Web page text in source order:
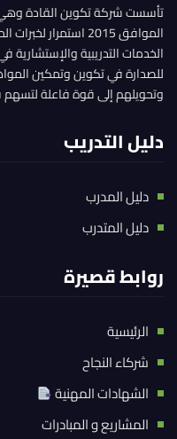
الموافق 2015
الخدمات التدريبية
للصدارة في تكوين وتمكين
وتحويلهم إلى قوة فاعلة
دليل التدريب
دليل المدرب
دليل المتدرب
روابط قصيرة
الرئيسية
شركاء النجاح
الشهادات المهنية
المشاريع و المبادرات